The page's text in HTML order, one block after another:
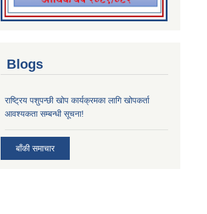
Blogs
राष्ट्रिय पशुपन्छी खोप कार्यक्रमका लागि खोपकर्ता
आवश्यकता सम्बन्धी सूचना!
बाँकी समाचार